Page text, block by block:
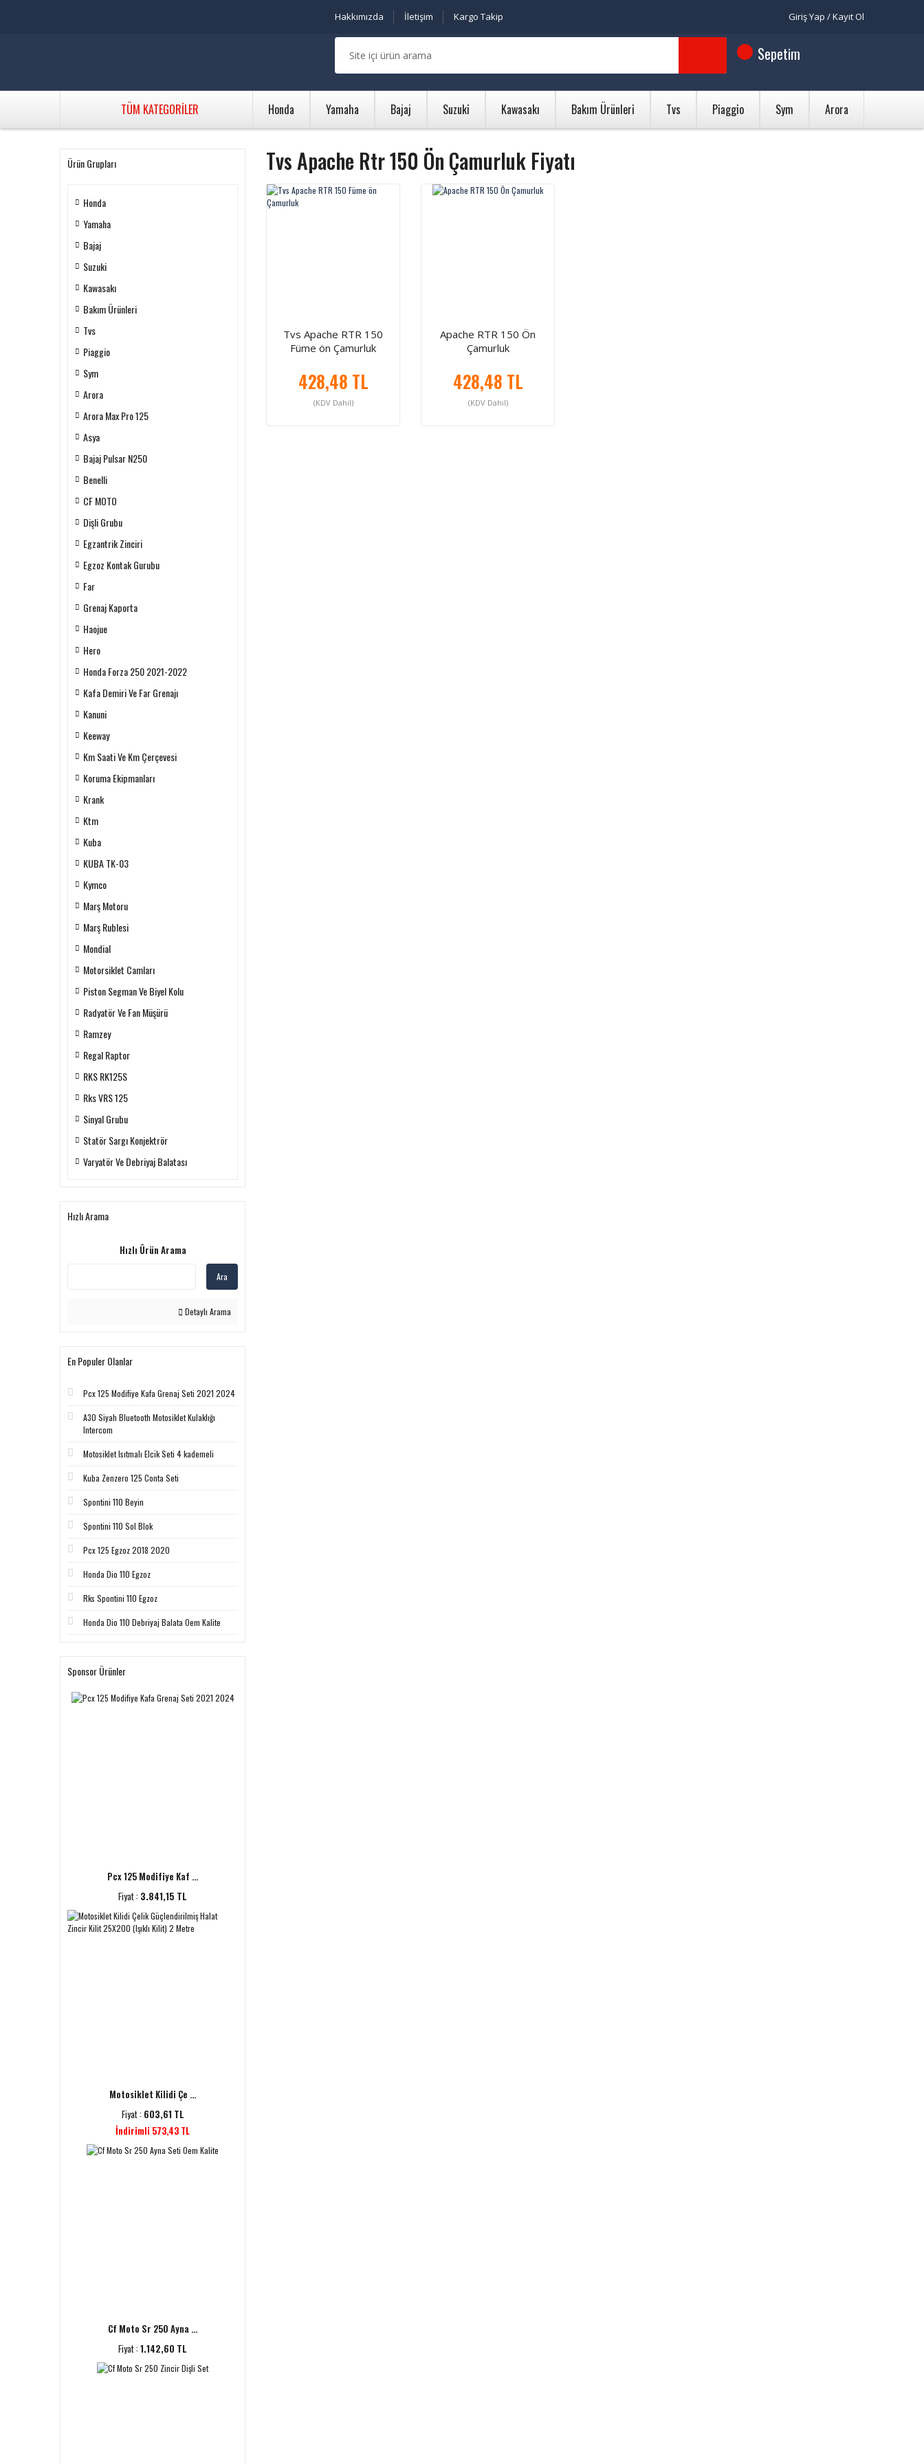
Hakkımızda İletişim Kargo Takip Giriş Yap / Kayıt Ol
Sepetim
TÜM KATEGORİLER Honda Yamaha Bajaj Suzuki Kawasakı Bakım Ürünleri Tvs Piaggio Sym Arora
Ürün Grupları
Honda
Yamaha
Bajaj
Suzuki
Kawasakı
Bakım Ürünleri
Tvs
Piaggio
Sym
Arora
Arora Max Pro 125
Asya
Bajaj Pulsar N250
Benelli
CF MOTO
Dişli Grubu
Egzantrik Zinciri
Egzoz Kontak Gurubu
Far
Grenaj Kaporta
Haojue
Hero
Honda Forza 250 2021-2022
Kafa Demiri Ve Far Grenajı
Kanuni
Keeway
Km Saati Ve Km Çerçevesi
Koruma Ekipmanları
Krank
Ktm
Kuba
KUBA TK-03
Kymco
Marş Motoru
Marş Rublesi
Mondial
Motorsiklet Camları
Piston Segman Ve Biyel Kolu
Radyatör Ve Fan Müşürü
Ramzey
Regal Raptor
RKS RK125S
Rks VRS 125
Sinyal Grubu
Statör Sargı Konjektrör
Varyatör Ve Debriyaj Balatası
Hızlı Arama
Hızlı Ürün Arama
Ara
Detaylı Arama
En Populer Olanlar
Pcx 125 Modifiye Kafa Grenaj Seti 2021 2024
A30 Siyah Bluetooth Motosiklet Kulaklığı
Intercom
Motosiklet Isıtmalı Elcik Seti 4 kademeli
Kuba Zenzero 125 Conta Seti
Spontini 110 Beyin
Spontini 110 Sol Blok
Pcx 125 Egzoz 2018 2020
Honda Dio 110 Egzoz
Rks Spontini 110 Egzoz
Honda Dio 110 Debriyaj Balata Oem Kalite
Sponsor Ürünler
Pcx 125 Modifiye Kaf ...
Fiyat : 3.841,15 TL
Motosiklet Kilidi Çe ...
Fiyat : 603,61 TL
İndirimli 573,43 TL
Cf Moto Sr 250 Ayna ...
Fiyat : 1.142,60 TL
Tvs Apache Rtr 150 Ön Çamurluk Fiyatı
Tvs Apache RTR 150
Füme ön Çamurluk
428,48 TL
(KDV Dahil)
Apache RTR 150 Ön
Çamurluk
428,48 TL
(KDV Dahil)